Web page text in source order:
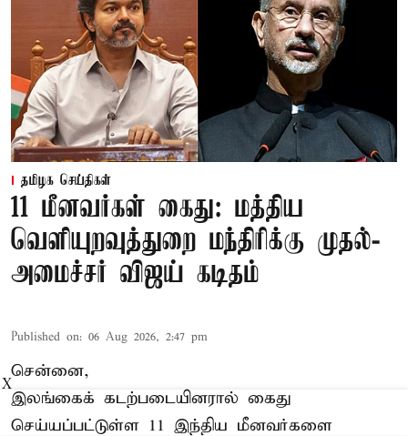
தமிழக செய்திகள்
11 மீனவர்கள் கைது: மத்திய
வெளியுறவுத்துறை மந்திரிக்கு முதல்-
அமைச்சர் விஜய் கடிதம்
Published on: 06 Aug 2026, 2:47 pm
சென்னை,
இலங்கைக் கடற்படையினரால் கைது
செய்யப்பட்டுள்ள 11 இந்திய மீனவர்களை
X